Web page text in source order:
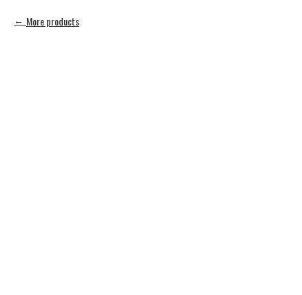
More products